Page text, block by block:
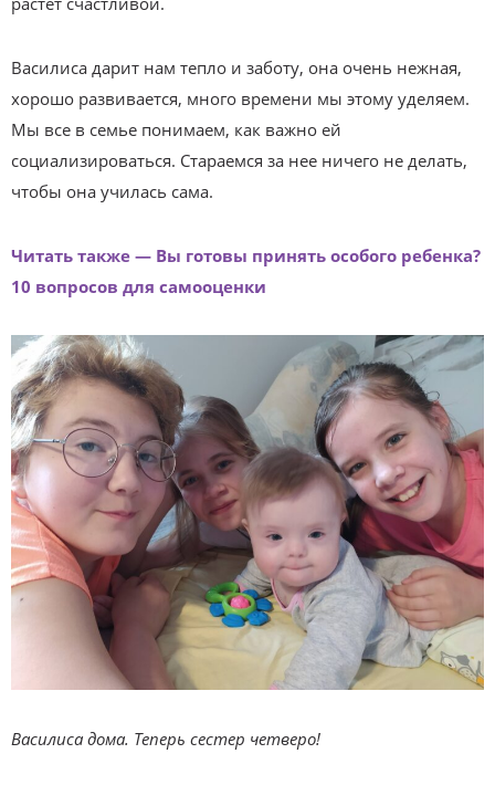
Василиса дарит нам тепло и заботу, она очень нежная,
хорошо развивается, много времени мы этому уделяем.
Мы все в семье понимаем, как важно ей
социализироваться. Стараемся за нее ничего не делать,
чтобы она училась сама.
Читать также — Вы готовы принять особого ребенка?
10 вопросов для самооценки
Василиса дома. Теперь сестер четверо!